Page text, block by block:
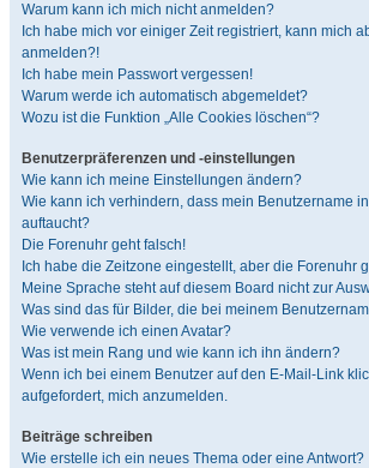
Warum kann ich mich nicht anmelden?
Ich habe mich vor einiger Zeit registriert, kann mich
anmelden?!
Ich habe mein Passwort vergessen!
Warum werde ich automatisch abgemeldet?
Wozu ist die Funktion „Alle Cookies löschen“?
Benutzerpräferenzen und -einstellungen
Wie kann ich meine Einstellungen ändern?
Wie kann ich verhindern, dass mein Benutzername
auftaucht?
Die Forenuhr geht falsch!
Ich habe die Zeitzone eingestellt, aber die Forenuhr
Meine Sprache steht auf diesem Board nicht zur
Was sind das für Bilder, die bei meinem
Wie verwende ich einen Avatar?
Was ist mein Rang und wie kann ich ihn ändern?
Wenn ich bei einem Benutzer auf den E-Mail-Link
aufgefordert, mich anzumelden.
Beiträge schreiben
Wie erstelle ich ein neues Thema oder eine Antwort?